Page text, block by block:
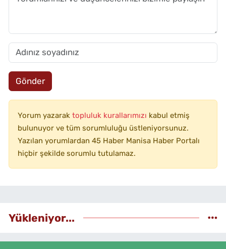
Gönder
Yorum yazarak topluluk kurallarımızı kabul etmiş
bulunuyor ve tüm sorumluluğu üstleniyorsunuz.
Yazılan yorumlardan 45 Haber Manisa Haber Portalı
hiçbir şekilde sorumlu tutulamaz.
Yükleniyor...